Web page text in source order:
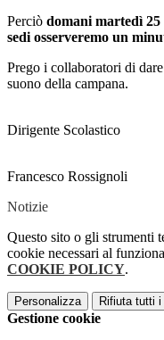
Perciò domani martedì 25
sedi osserveremo un
Prego i collaboratori di
suono della campana.
Dirigente Scolastico
Francesco Rossignoli
Notizie
Questo sito o gli strumenti
cookie necessari al
COOKIE POLICY.
Personalizza Rifiuta tutti i
Gestione cookie